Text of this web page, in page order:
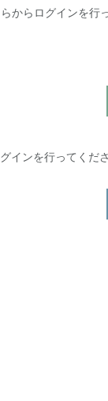
からログインを行
インを行ってくださ